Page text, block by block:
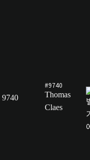
9740
#9740
Thomas
Claes